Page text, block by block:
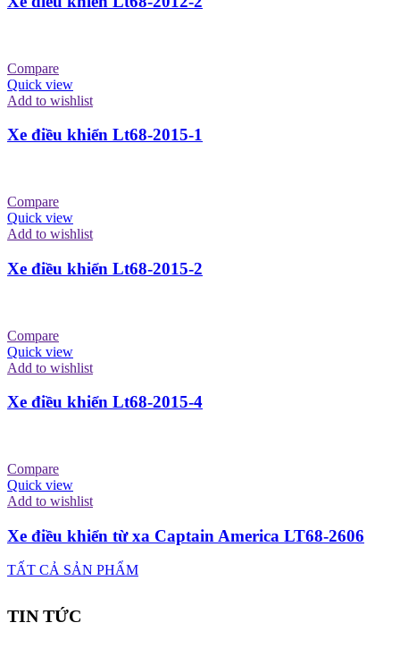
Compare
Quick view
Add to wishlist
Xe điều khiển Lt68-2015-1
Compare
Quick view
Add to wishlist
Xe điều khiển Lt68-2015-2
Compare
Quick view
Add to wishlist
Xe điều khiển Lt68-2015-4
Compare
Quick view
Add to wishlist
Xe điều khiển từ xa Captain America LT68-2606
TẤT CẢ SẢN PHẨM
TIN TỨC